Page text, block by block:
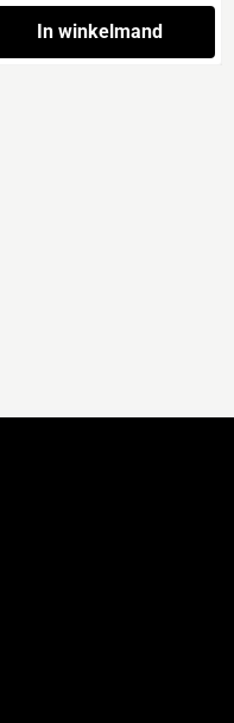
In winkelmand